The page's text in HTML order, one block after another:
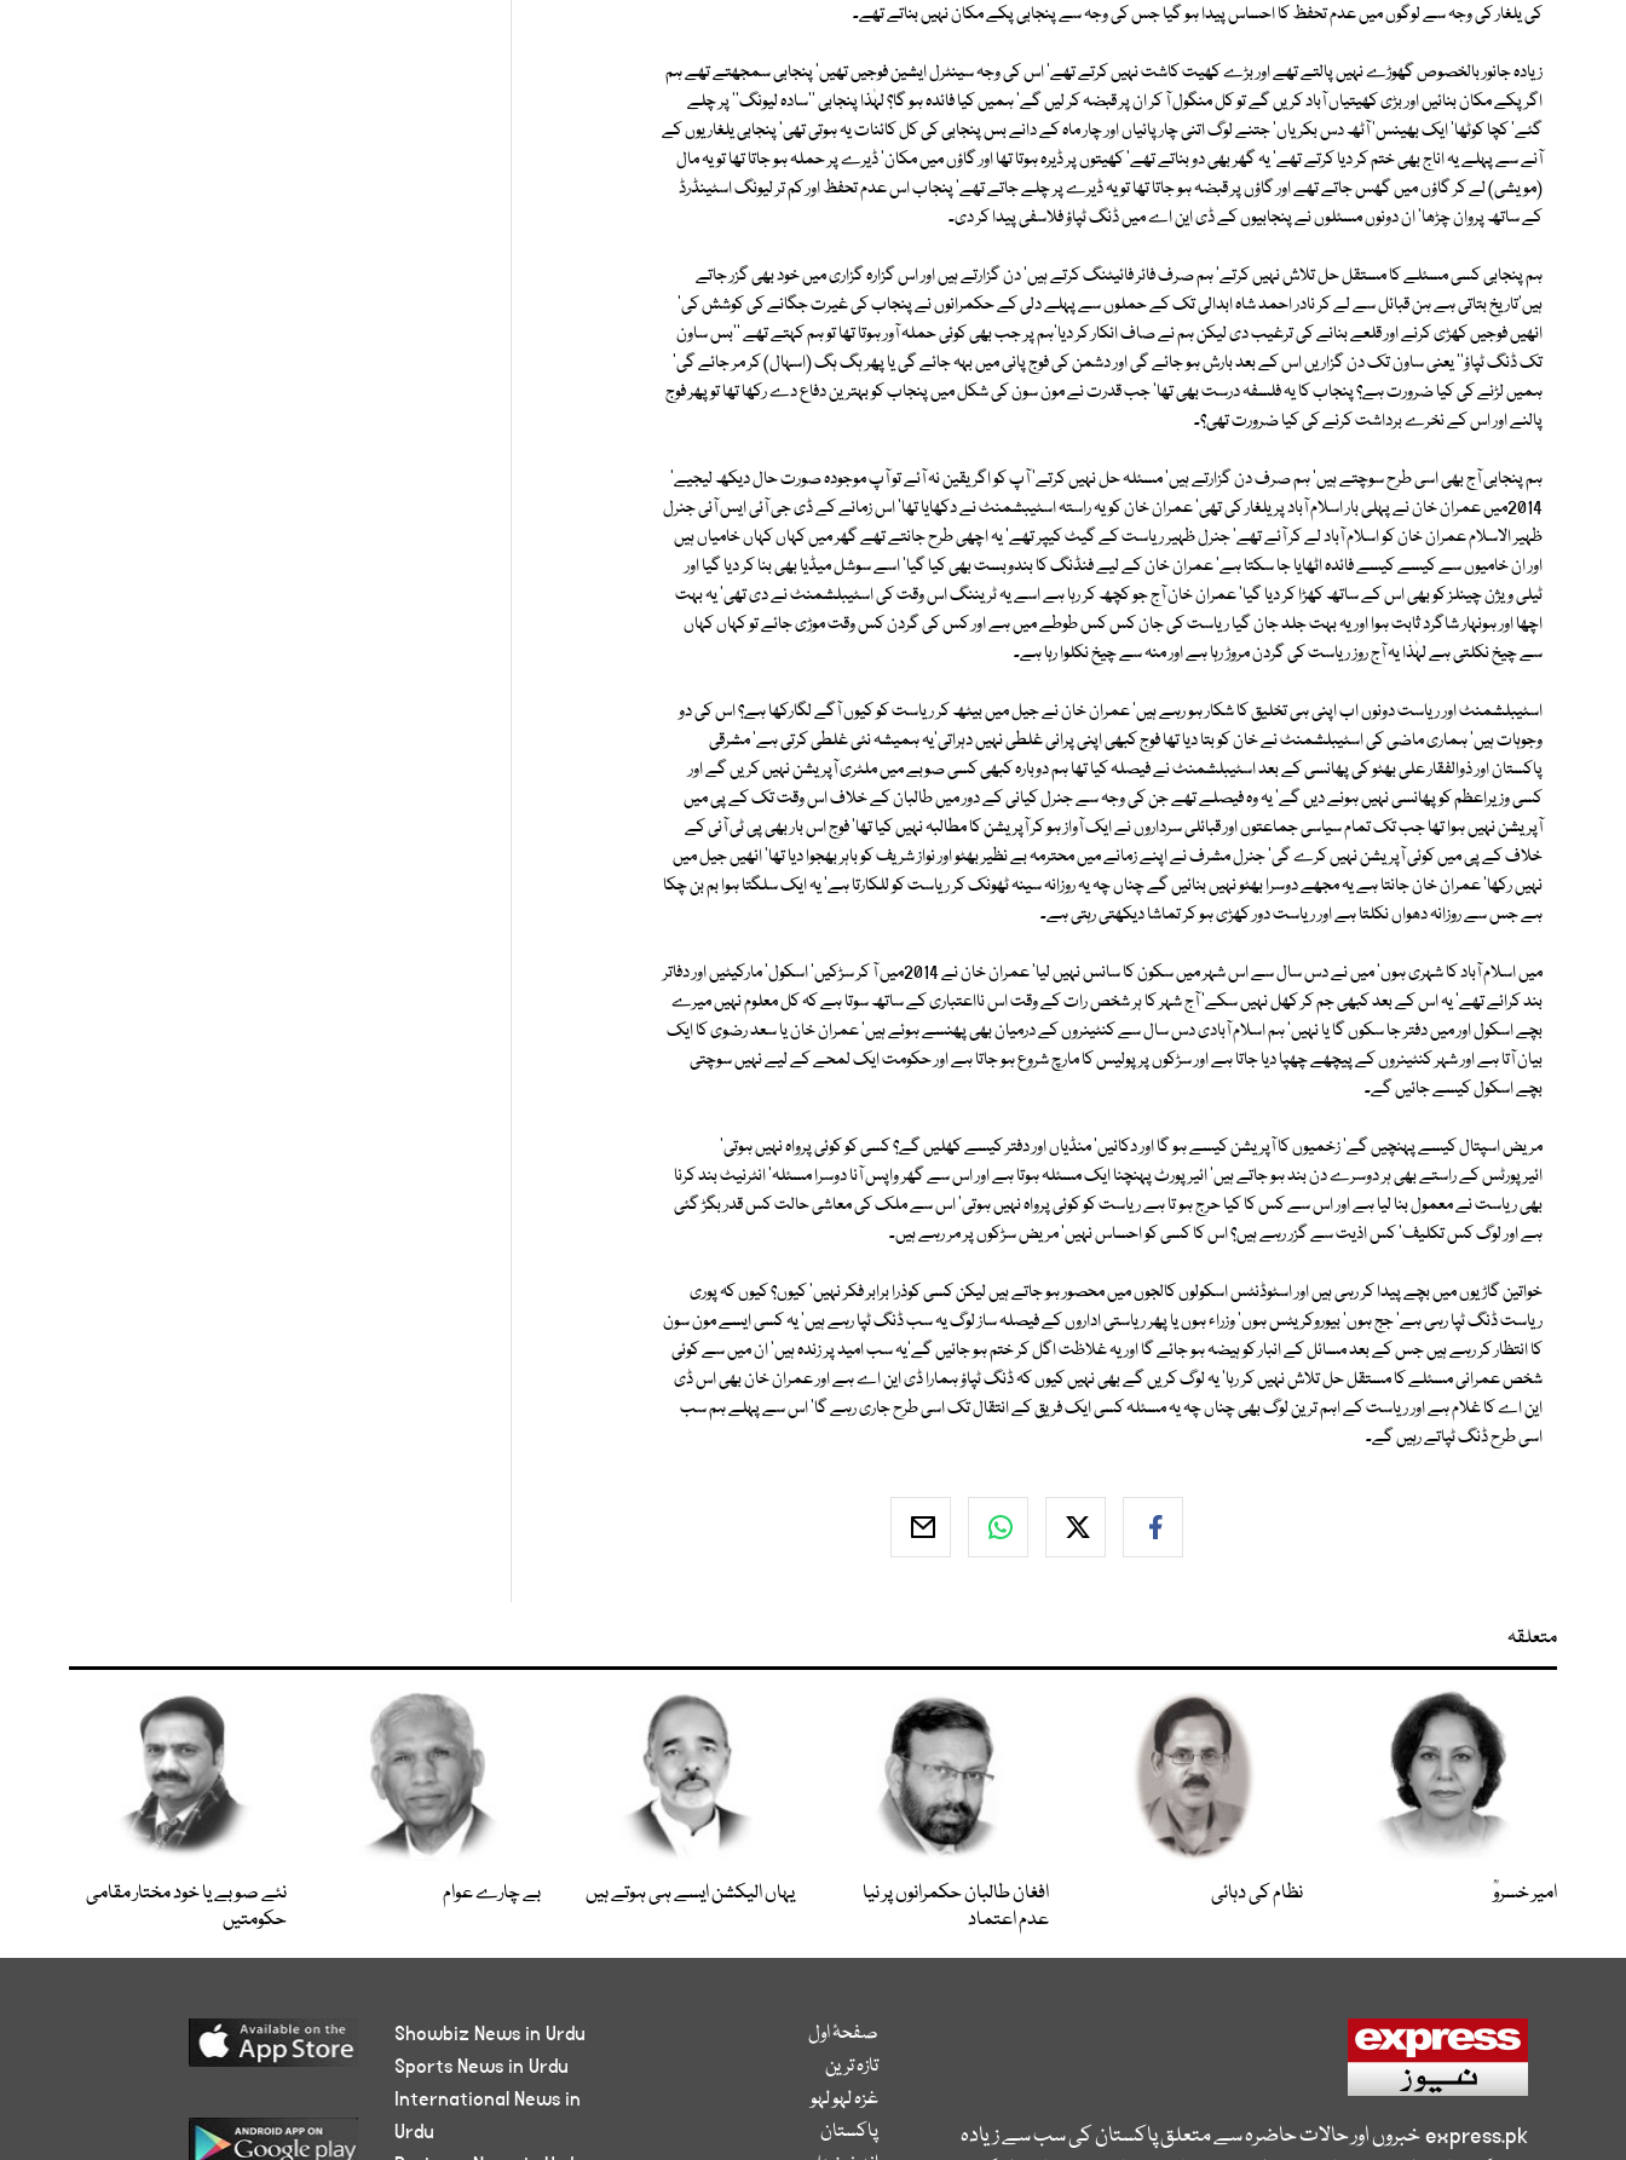
کی یلغار کی وجہ سے لوگوں میں عدم تحفظ کا احساس پیدا ہو گیا جس کی وجہ سے پنجابی پکے مکان نہیں بناتے تھے۔
زیادہ جانور بالخصوص گھوڑے نہیں پالتے تھے اور بڑے کھیت کاشت نہیں کرتے تھے' اس کی وجہ سینٹرل ایشین فوجیں تھیں' پنجابی سمجھتے تھے ہم
اگر پکے مکان بنائیں اور بڑی کھیتیاں آباد کریں گے تو کل منگول آ کر ان پر قبضہ کر لیں گے' ہمیں کیا فائدہ ہو گا؟ لہٰذا پنجابی ''سادہ لیونگ'' پر چلے
گئے' کچا کوٹھا' ایک بھینس' آٹھ دس بکریاں' جتنے لوگ اتنی چارپائیاں اور چار ماہ کے دانے بس پنجابی کی کل کائنات یہ ہوتی تھی' پنجابی یلغاریوں کے
آنے سے پہلے یہ اناج بھی ختم کر دیا کرتے تھے' یہ گھر بھی دو بناتے تھے' کھیتوں پر ڈیرہ ہوتا تھا اور گاؤں میں مکان' ڈیرے پر حملہ ہو جاتا تھا تو یہ مال
(مویشی) لے کر گاؤں میں گھس جاتے تھے اور گاؤں پر قبضہ ہو جاتا تھا تو یہ ڈیرے پر چلے جاتے تھے' پنجاب اس عدم تحفظ اور کم تر لیونگ اسٹینڈرڈ
کے ساتھ پروان چڑھا' ان دونوں مسئلوں نے پنجابیوں کے ڈی این اے میں ڈنگ ٹپاؤ فلاسفی پیدا کر دی۔
ہم پنجابی کسی مسئلے کا مستقل حل تلاش نہیں کرتے' ہم صرف فائر فائیٹنگ کرتے ہیں' دن گزارتے ہیں اور اس گزارہ گزاری میں خود بھی گزر جاتے
ہیں'تاریخ بتاتی ہے ہن قبائل سے لے کر نادر احمد شاہ ابدالی تک کے حملوں سے پہلے دلی کے حکمرانوں نے پنجاب کی غیرت جگانے کی کوشش کی'
انھیں فوجیں کھڑی کرنے اور قلعے بنانے کی ترغیب دی لیکن ہم نے صاف انکار کر دیا'ہم پر جب بھی کوئی حملہ آور ہوتا تھا تو ہم کہتے تھے ''بس ساون
تک ڈنگ ٹپاؤ'' یعنی ساون تک دن گزاریں اس کے بعد بارش ہو جائے گی اور دشمن کی فوج پانی میں بہہ جائے گی یا پھر ہگ ہگ (اسہال) کر مر جائے گی'
ہمیں لڑنے کی کیا ضرورت ہے؟ پنجاب کا یہ فلسفہ درست بھی تھا' جب قدرت نے مون سون کی شکل میں پنجاب کو بہترین دفاع دے رکھا تھا تو پھر فوج
پالنے اور اس کے نخرے برداشت کرنے کی کیا ضرورت تھی؟۔
ہم پنجابی آج بھی اسی طرح سوچتے ہیں' ہم صرف دن گزارتے ہیں' مسئلہ حل نہیں کرتے' آپ کو اگر یقین نہ آئے تو آپ موجودہ صورت حال دیکھ لیجیے'
2014میں عمران خان نے پہلی بار اسلام آباد پر یلغار کی تھی' عمران خان کو یہ راستہ اسٹیبشمنٹ نے دکھایا تھا' اس زمانے کے ڈی جی آئی ایس آئی جنرل
ظہیر الاسلام عمران خان کو اسلام آباد لے کر آئے تھے' جنرل ظہیر ریاست کے گیٹ کیپر تھے' یہ اچھی طرح جانتے تھے گھر میں کہاں کہاں خامیاں ہیں
اور ان خامیوں سے کیسے کیسے فائدہ اٹھایا جا سکتا ہے' عمران خان کے لیے فنڈنگ کا بندوبست بھی کیا گیا' اسے سوشل میڈیا بھی بنا کر دیا گیا اور
ٹیلی ویژن چینلز کو بھی اس کے ساتھ کھڑا کر دیا گیا' عمران خان آج جو کچھ کر رہا ہے اسے یہ ٹریننگ اس وقت کی اسٹیبلشمنٹ نے دی تھی' یہ بہت
اچھا اور ہونہار شاگرد ثابت ہوا اور یہ بہت جلد جان گیا ریاست کی جان کس کس طوطے میں ہے اور کس کی گردن کس وقت موڑی جائے تو کہاں کہاں
سے چیخ نکلتی ہے لہٰذا یہ آج روز ریاست کی گردن مروڑ رہا ہے اور منہ سے چیخ نکلوا رہا ہے۔
اسٹیبلشمنٹ اور ریاست دونوں اب اپنی ہی تخلیق کا شکار ہو رہے ہیں' عمران خان نے جیل میں بیٹھ کر ریاست کو کیوں آگے لگارکھا ہے؟ اس کی دو
وجوہات ہیں' ہماری ماضی کی اسٹیبلشمنٹ نے خان کو بتا دیا تھا فوج کبھی اپنی پرانی غلطی نہیں دہراتی'یہ ہمیشہ نئی غلطی کرتی ہے' مشرقی
پاکستان اور ذوالفقار علی بھٹو کی پھانسی کے بعد اسٹیبلشمنٹ نے فیصلہ کیا تھا ہم دوبارہ کبھی کسی صوبے میں ملٹری آپریشن نہیں کریں گے اور
کسی وزیراعظم کو پھانسی نہیں ہونے دیں گے' یہ وہ فیصلے تھے جن کی وجہ سے جنرل کیانی کے دور میں طالبان کے خلاف اس وقت تک کے پی میں
آپریشن نہیں ہوا تھا جب تک تمام سیاسی جماعتوں اور قبائلی سرداروں نے ایک آواز ہو کر آپریشن کا مطالبہ نہیں کیا تھا' فوج اس بار بھی پی ٹی آئی کے
خلاف کے پی میں کوئی آپریشن نہیں کرے گی' جنرل مشرف نے اپنے زمانے میں محترمہ بے نظیر بھٹو اور نواز شریف کو باہر بھجوا دیا تھا' انھیں جیل میں
نہیں رکھا' عمران خان جانتا ہے یہ مجھے دوسرا بھٹو نہیں بنائیں گے چناں چہ یہ روزانہ سینہ ٹھونک کر ریاست کو للکارتا ہے' یہ ایک سلگتا ہوا بم بن چکا
ہے جس سے روزانہ دھواں نکلتا ہے اور ریاست دور کھڑی ہو کر تماشا دیکھتی رہتی ہے۔
میں اسلام آباد کا شہری ہوں' میں نے دس سال سے اس شہر میں سکون کا سانس نہیں لیا' عمران خان نے 2014میں آ کر سڑکیں' اسکول' مارکیٹیں اور دفاتر
بند کرائے تھے' یہ اس کے بعد کبھی جم کر کھل نہیں سکے' آج شہر کا ہر شخص رات کے وقت اس نااعتباری کے ساتھ سوتا ہے کہ کل معلوم نہیں میرے
بچے اسکول اور میں دفتر جا سکوں گا یا نہیں' ہم اسلام آبادی دس سال سے کنٹینروں کے درمیان بھی پھنسے ہوئے ہیں' عمران خان یا سعد رضوی کا ایک
بیان آتا ہے اور شہر کنٹینروں کے پیچھے چھپا دیا جاتا ہے اور سڑکوں پر پولیس کا مارچ شروع ہو جاتا ہے اور حکومت ایک لمحے کے لیے نہیں سوچتی
بچے اسکول کیسے جائیں گے۔
مریض اسپتال کیسے پہنچیں گے' زخمیوں کا آپریشن کیسے ہو گا اور دکانیں' منڈیاں اور دفتر کیسے کھلیں گے؟ کسی کو کوئی پرواہ نہیں ہوتی'
ائیرپورٹس کے راستے بھی ہر دوسرے دن بند ہو جاتے ہیں' ائیرپورٹ پہنچنا ایک مسئلہ ہوتا ہے اور اس سے گھر واپس آنا دوسرا مسئلہ' انٹرنیٹ بند کرنا
بھی ریاست نے معمول بنا لیا ہے اور اس سے کس کا کیا حرج ہو تا ہے ریاست کو کوئی پرواہ نہیں ہوتی' اس سے ملک کی معاشی حالت کس قدر بگڑ گئی
ہے اور لوگ کس تکلیف' کس اذیت سے گزر رہے ہیں؟ اس کا کسی کو احساس نہیں' مریض سڑکوں پر مر رہے ہیں۔
خواتین گاڑیوں میں بچے پیدا کر رہی ہیں اور اسٹوڈنٹس اسکولوں کالجوں میں محصور ہو جاتے ہیں لیکن کسی کوذرا برابر فکر نہیں' کیوں؟ کیوں کہ پوری
ریاست ڈنگ ٹپا رہی ہے' جج ہوں' بیوروکریٹس ہوں' وزراء ہوں یا پھر ریاستی اداروں کے فیصلہ ساز لوگ یہ سب ڈنگ ٹپا رہے ہیں' یہ کسی ایسے مون سون
کا انتظار کر رہے ہیں جس کے بعد مسائل کے انبار کو ہیضہ ہو جائے گا اور یہ غلاظت اگل کر ختم ہو جائیں گے'یہ سب امید پر زندہ ہیں' ان میں سے کوئی
شخص عمرانی مسئلے کا مستقل حل تلاش نہیں کر رہا' یہ لوگ کریں گے بھی نہیں کیوں کہ ڈنگ ٹپاؤ ہمارا ڈی این اے ہے اور عمران خان بھی اس ڈی
این اے کا غلام ہے اور ریاست کے اہم ترین لوگ بھی چناں چہ یہ مسئلہ کسی ایک فریق کے انتقال تک اسی طرح جاری رہے گا' اس سے پہلے ہم سب
اسی طرح ڈنگ ٹپاتے رہیں گے۔
متعلقہ
امیر خسروؒ نظام کی دہائی
افغان طالبان حکمرانوں پر نیا
عدم اعتماد
یہاں الیکشن ایسے ہی ہوتے ہیں بے چارے عوام
نئے صوبے یا خود مختار مقامی
حکومتیں
express.pkخبروں اور حالات حاضرہ سے متعلق پاکستان کی سب سے زیادہ
صفحۂ اول
تازہ ترین
غزہ لہو لہو
پاکستان
Showbiz News in Urdu
Sports News in Urdu
International News in
Urdu